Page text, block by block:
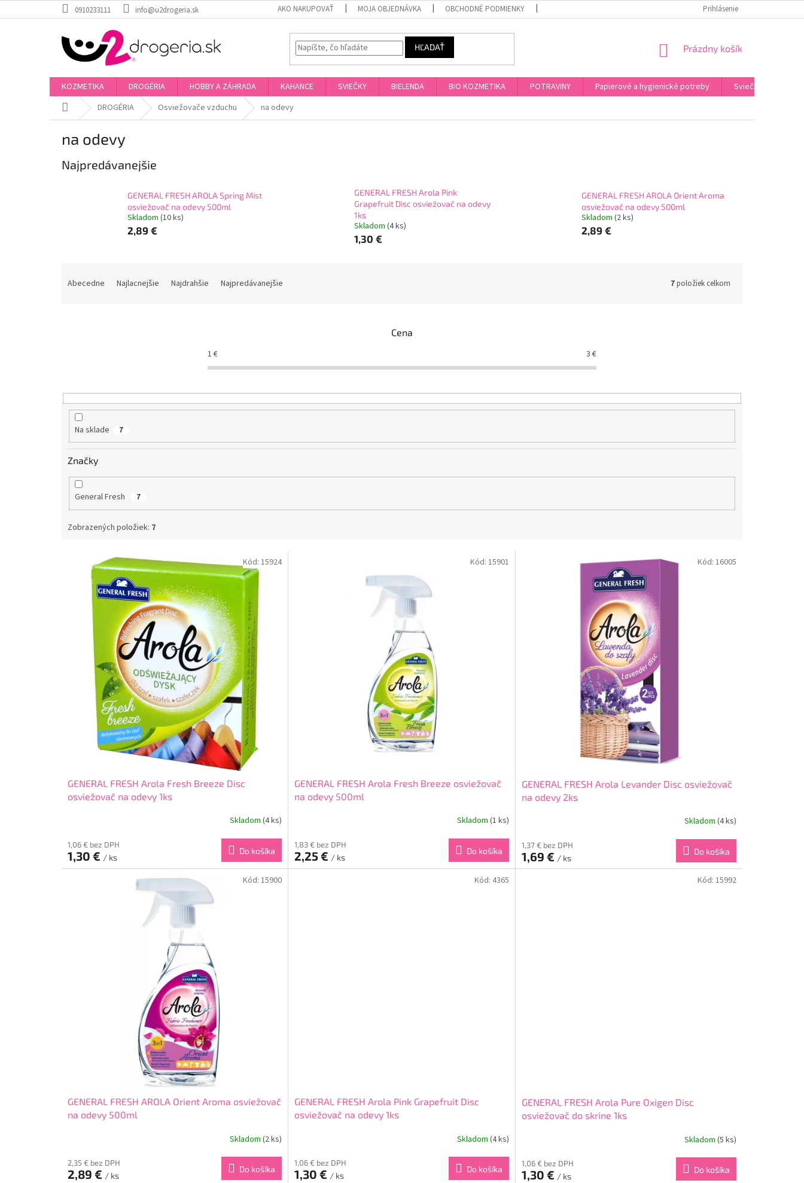
na
0910233111 info@u2drogeria.sk AKO NAKUPOVAŤ MOJA OBJEDNÁVKA OBCHODNÉ PODMIENKY PODMIENKY OCHRANY OSOBNÝCH ÚDAJOV
Prihlásenie
HĽADAŤ
NÁKUPNÝ
Prázdny košík
KOZMETIKA DROGÉRIA HOBBY A ZÁHRADA KAHANCE SVIEČKY BIELENDA BIO KOZMETIKA POTRAVINY Papierové a hygienické potreby
Sviečky, kahance,
DomovDROGÉRIA Osviežovače vzduchu na odevy
na odevy
Najpredávanejšie
GENERAL FRESH AROLA Spring Mist
osviežovač na odevy 500ml
Skladom (10 ks)
2,89 €
GENERAL FRESH Arola Pink
Grapefruit Disc osviežovač na odevy
1ks
Skladom(4 ks)
1,30 €
GENERAL FRESH AROLA Orient Aroma
osviežovač na odevy 500ml
Skladom (2 ks)
2,89 €
d
Abecedne Najlacnejšie Najdrahšie Najpredávanejšie 7položiek celkom
Cena
1 € 3 €
Na sklade 7
Značky
General Fresh 7
Zobrazených položiek: 7
GENERAL FRESH Arola Fresh Breeze Disc
osviežovač na odevy 1ks
Skladom(4 ks)
1,06 € bez DPH
1,30 € / ks
Do košíka
Kód:15924
GENERAL FRESH Arola Fresh Breeze osviežovač
na odevy 500ml
Skladom (1 ks)
1,83 € bez DPH
2,25 € / ks
Do košíka
Kód: 15901
GENERAL FRESH Arola Levander Disc osviežovač
na odevy 2ks
Skladom (4 ks)
1,37 € bez DPH
1,69 € / ks
Do košíka
Kód: 16005
GENERAL FRESH AROLA Orient Aroma osviežovač
na odevy 500ml
Skladom(2 ks)
2,35 € bez DPH
2,89 € / ks
Do košíka
Kód:15900
GENERAL FRESH Arola Pink Grapefruit Disc
osviežovač na odevy 1ks
Skladom (4 ks)
1,06 € bez DPH
1,30 € / ks
Do košíka
Kód: 4365
GENERAL FRESH Arola Pure Oxigen Disc
osviežovač do skrine 1ks
Skladom (5 ks)
1,06 € bez DPH
1,30 € / ks
Do košíka
Kód: 15992